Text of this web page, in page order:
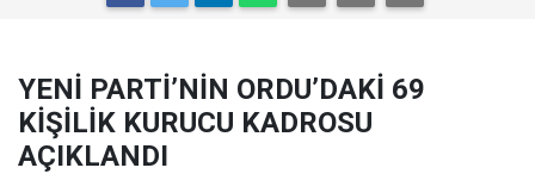
YENİ PARTİ’NİN ORDU’DAKİ 69
KİŞİLİK KURUCU KADROSU
AÇIKLANDI